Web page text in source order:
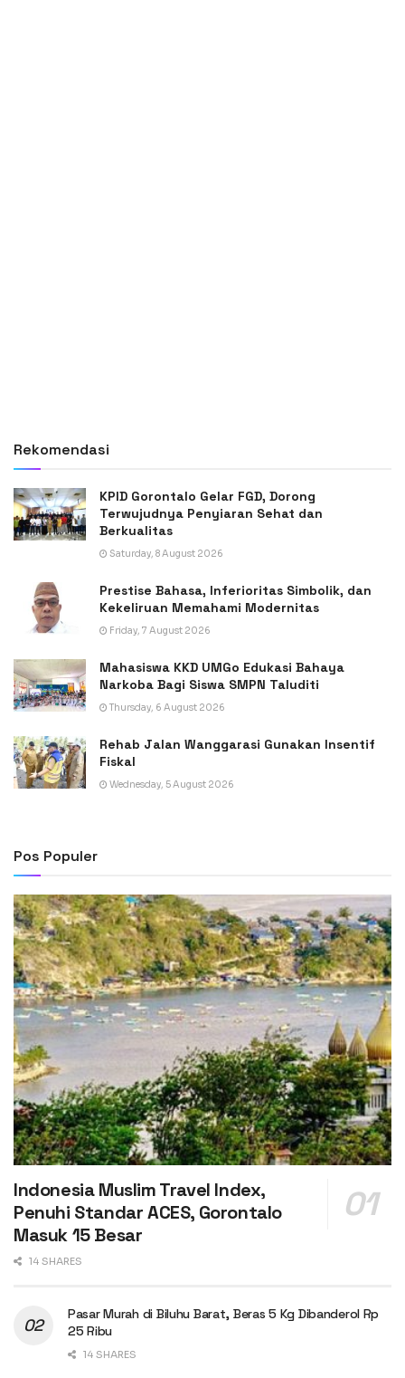
Rekomendasi
KPID Gorontalo Gelar FGD, Dorong
Terwujudnya Penyiaran Sehat dan
Berkualitas
Saturday, 8 August 2026
Prestise Bahasa, Inferioritas Simbolik, dan
Kekeliruan Memahami Modernitas
Friday, 7 August 2026
Mahasiswa KKD UMGo Edukasi Bahaya
Narkoba Bagi Siswa SMPN Taluditi
Thursday, 6 August 2026
Rehab Jalan Wanggarasi Gunakan Insentif
Fiskal
Wednesday, 5 August 2026
Pos Populer
Indonesia Muslim Travel Index,
Penuhi Standar ACES, Gorontalo
Masuk 15 Besar
14 SHARES
Pasar Murah di Biluhu Barat, Beras 5 Kg Dibanderol Rp
25 Ribu
14 SHARES